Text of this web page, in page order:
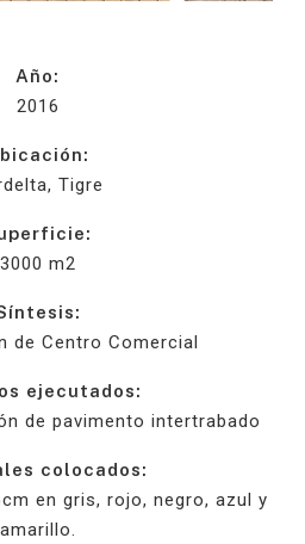
Año:
2016
Tigre
3000 m2
de Centro Comercial
ejecutados:
de pavimento intertrabado
colocados:
en gris, rojo, negro, azul y
amarillo.